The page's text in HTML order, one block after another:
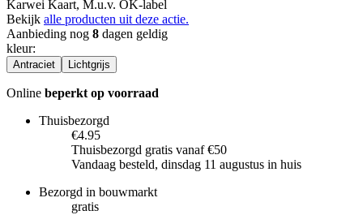
Karwei Kaart, M.u.v. OK-label
Bekijk alle producten uit deze actie.
Aanbieding nog 8 dagen geldig
kleur:
Antraciet Lichtgrijs
Online beperkt op voorraad
Thuisbezorgd
€4.95
Thuisbezorgd gratis vanaf €50
Vandaag besteld, dinsdag 11 augustus in huis
Bezorgd in bouwmarkt
gratis